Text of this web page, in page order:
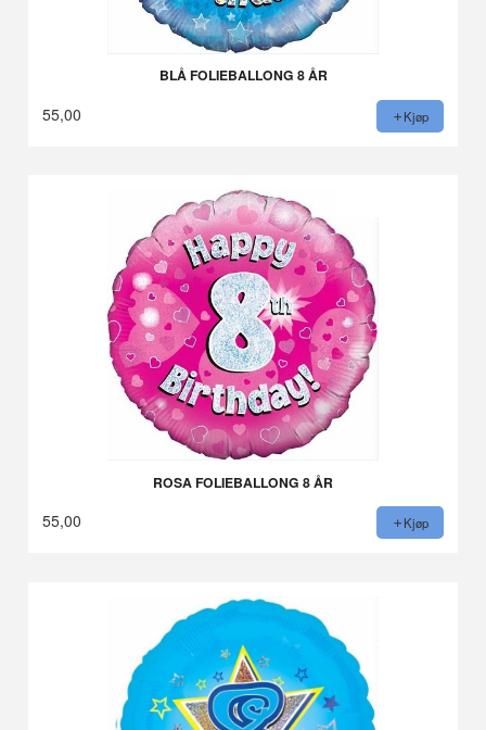
BLÅ FOLIEBALLONG 8 ÅR
55,00 Kjøp
ROSA FOLIEBALLONG 8 ÅR
55,00 Kjøp